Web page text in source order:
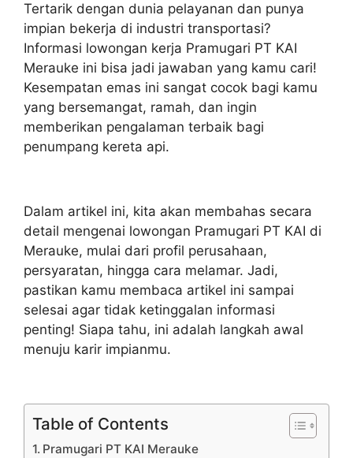
Tertarik dengan dunia pelayanan dan punya
impian bekerja di industri transportasi?
Informasi lowongan kerja Pramugari PT KAI
Merauke ini bisa jadi jawaban yang kamu cari!
Kesempatan emas ini sangat cocok bagi kamu
yang bersemangat, ramah, dan ingin
memberikan pengalaman terbaik bagi
penumpang kereta api.
Dalam artikel ini, kita akan membahas secara
detail mengenai lowongan Pramugari PT KAI di
Merauke, mulai dari profil perusahaan,
persyaratan, hingga cara melamar. Jadi,
pastikan kamu membaca artikel ini sampai
selesai agar tidak ketinggalan informasi
penting! Siapa tahu, ini adalah langkah awal
menuju karir impianmu.
Table of Contents
Pramugari PT KAI Merauke